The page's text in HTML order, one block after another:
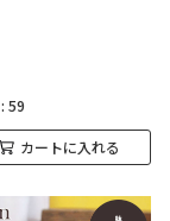
59
カートに入れる